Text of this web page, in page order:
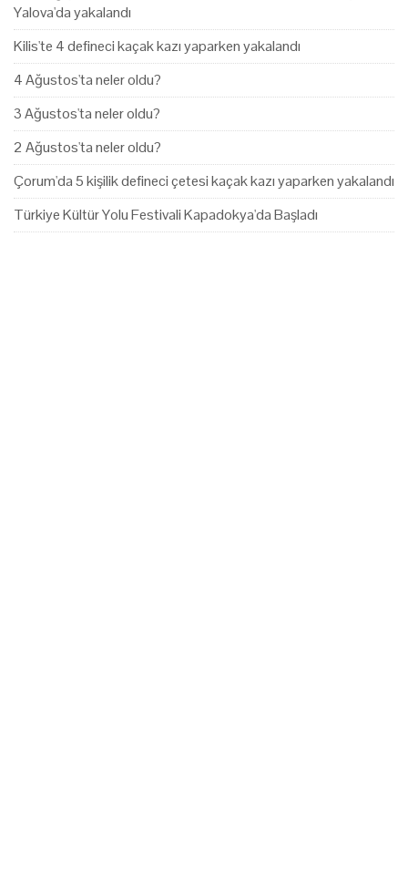
Yalova'da yakalandı
Kilis'te 4 defineci kaçak kazı yaparken yakalandı
4 Ağustos'ta neler oldu?
3 Ağustos'ta neler oldu?
2 Ağustos'ta neler oldu?
Çorum'da 5 kişilik defineci çetesi kaçak kazı yaparken yakalandı
Türkiye Kültür Yolu Festivali Kapadokya'da Başladı